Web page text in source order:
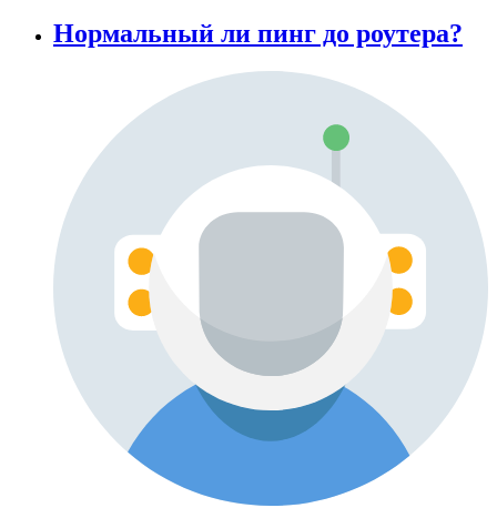
Нормальный ли пинг до роутера?